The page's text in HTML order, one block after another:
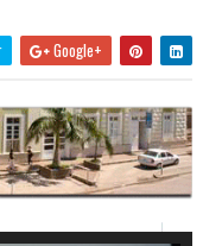
Google+